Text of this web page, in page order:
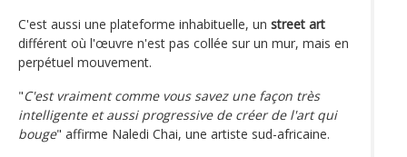
C'est aussi une plateforme inhabituelle, un street art
différent où l'œuvre n'est pas collée sur un mur, mais en
perpétuel mouvement.
"C'est vraiment comme vous savez une façon très
intelligente et aussi progressive de créer de l'art qui
bouge" affirme Naledi Chai, une artiste sud-africaine.